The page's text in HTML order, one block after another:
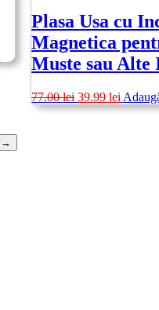
Plasa Usa cu
Magnetica
Muste sau Alte
77.00lei Prețul
inițial
39.99lei Prețul
curent
→